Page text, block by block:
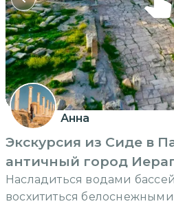
Анна
Экскурсия из Сиде в
античный город
Насладиться водами
восхититься